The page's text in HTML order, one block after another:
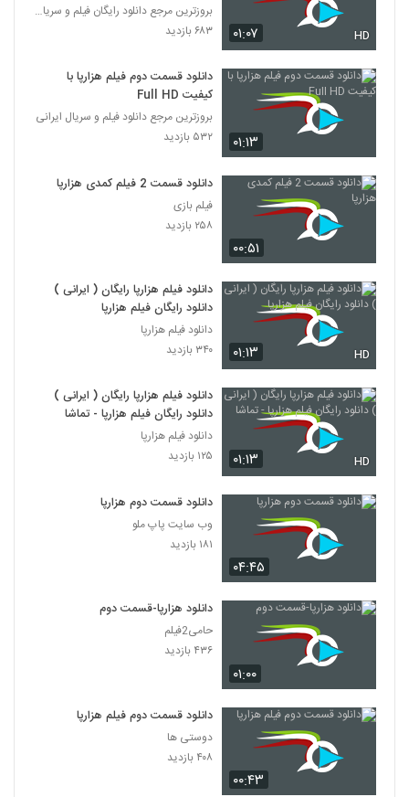
۰۱:۰۷ HD
بروزترین مرجع دانلود رایگان فیلم و سریال ایرانی
۶۸۳ بازدید
۰۱:۱۳
دانلود قسمت دوم فیلم هزارپا با
کیفیت Full HD
بروزترین مرجع دانلود فیلم و سریال ایرانی
۵۳۲ بازدید
۰۰:۵۱
دانلود قسمت 2 فیلم کمدی هزارپا
فیلم بازی
۲۵۸ بازدید
۰۱:۱۳ HD
دانلود فیلم هزارپا رایگان ( ایرانی )
دانلود رایگان فیلم هزارپا
دانلود فیلم هزارپا
۳۴۰ بازدید
۰۱:۱۳ HD
دانلود فیلم هزارپا رایگان ( ایرانی )
دانلود رایگان فیلم هزارپا - تماشا
دانلود فیلم هزارپا
۱۲۵ بازدید
۰۴:۴۵
دانلود قسمت دوم هزارپا
وب سایت پاپ ملو
۱۸۱ بازدید
۰۱:۰۰
دانلود هزارپا-قسمت دوم
حامی2فیلم
۴۳۶ بازدید
۰۰:۴۳
دانلود قسمت دوم فیلم هزارپا
دوستی ها
۴۰۸ بازدید